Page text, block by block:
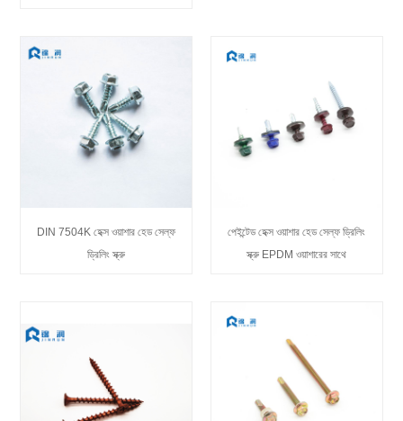
DIN 7504K হেক্স ওয়াশার হেড সেল্ফ
ড্রিলিং স্ক্রু
পেইন্টেড হেক্স ওয়াশার হেড সেল্ফ ড্রিলিং
স্ক্রু EPDM ওয়াশারের সাথে